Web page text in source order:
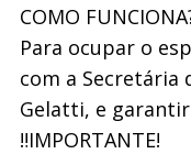
COMO
Para ocupar o
com a Secretária
Gelatti, e
‼️IMPORTANTE!